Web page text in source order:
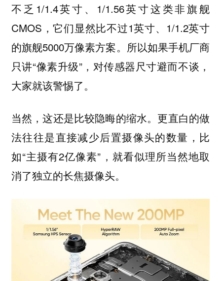
不乏1/1.4英寸、1/1.56英寸这类非旗舰
CMOS，它们显然比不过1英寸、1/1.2英寸
的旗舰5000万像素方案。所以如果手机厂商
只讲“像素升级”，对传感器尺寸避而不谈，
大家就该警惕了。
当然，这还是比较隐晦的缩水。更直白的做
法往往是直接减少后置摄像头的数量，比
如“主摄有2亿像素”，就看似理所当然地取
消了独立的长焦摄像头。